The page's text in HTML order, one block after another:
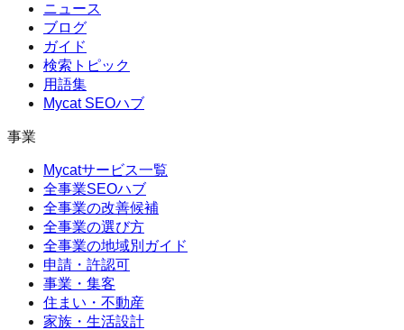
ニュース
ブログ
ガイド
検索トピック
用語集
Mycat SEOハブ
事業
Mycatサービス一覧
全事業SEOハブ
全事業の改善候補
全事業の選び方
全事業の地域別ガイド
申請・許認可
事業・集客
住まい・不動産
家族・生活設計